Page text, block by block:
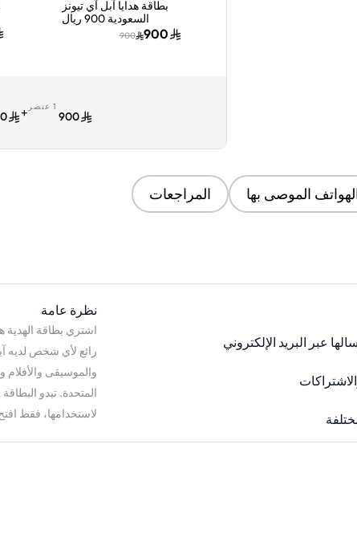
بطاقة هدايا آبل آي تيونز
السعودية 900 ريال
سعودي إرسال الكود
الرقمي بالبريد الإلكتروني
900
900
1 عنصر
900
+
0
الموصى بها المراجعات
عبر البريد الإلكتروني
نظرة عامة
اشتري بطاقة الهدية
رائع لأي شخص لديه
والموسيقى
المتحدة. تبدو
لاستخدامها، فقط